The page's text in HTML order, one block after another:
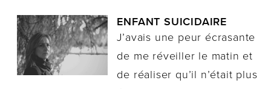
ENFANT SUICIDAIRE
J’avais une peur écrasante
de me réveiller le matin et
de réaliser qu’il n’était plus